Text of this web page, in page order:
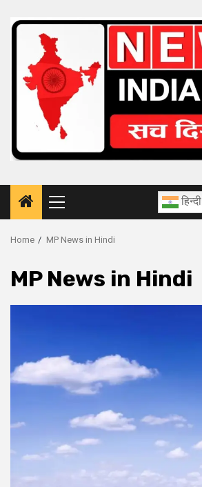
Primary
Menu
हिन्दी
Home MP News in Hindi
MP News in Hindi